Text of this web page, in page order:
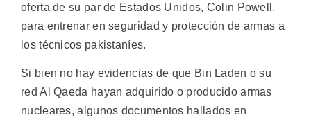
oferta de su par de Estados Unidos, Colin Powell,
para entrenar en seguridad y protección de armas a
los técnicos pakistaníes.
Si bien no hay evidencias de que Bin Laden o su
red Al Qaeda hayan adquirido o producido armas
nucleares, algunos documentos hallados en